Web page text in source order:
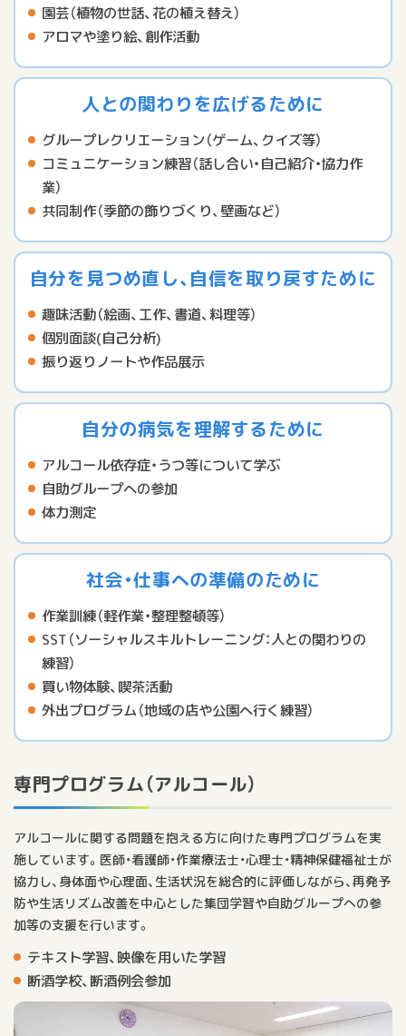
園芸（植物の世話、花の植え替え）
アロマや塗り絵、創作活動
人との関わりを広げるために
グループレクリエーション（ゲーム、クイズ等）
コミュニケーション練習（話し合い・自己紹介・協力作
業）
共同制作（季節の飾りづくり、壁画など）
自分を見つめ直し、自信を取り戻すために
趣味活動（絵画、工作、書道、料理等）
個別面談(自己分析)
振り返りノートや作品展示
自分の病気を理解するために
アルコール依存症・うつ等について学ぶ
自助グループへの参加
体力測定
社会・仕事への準備のために
作業訓練（軽作業・整理整頓等）
SST（ソーシャルスキルトレーニング：人との関わりの
練習）
買い物体験、喫茶活動
外出プログラム（地域の店や公園へ行く練習）
専門プログラム（アルコール）
アルコールに関する問題を抱える方に向けた専門プログラムを実
施しています。医師・看護師・作業療法士・心理士・精神保健福祉士が
協力し、身体面や心理面、生活状況を総合的に評価しながら、再発予
防や生活リズム改善を中心とした集団学習や自助グループへの参
加等の支援を行います。
テキスト学習、映像を用いた学習
断酒学校、断酒例会参加